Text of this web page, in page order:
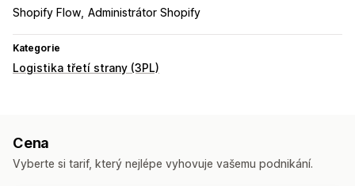
Shopify Flow Administrátor Shopify
Kategorie
Logistika třetí strany (3PL)
Cena
Vyberte si tarif, který nejlépe vyhovuje vašemu podnikání.